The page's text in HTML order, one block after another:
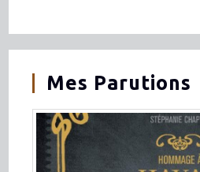
Mes Parutions